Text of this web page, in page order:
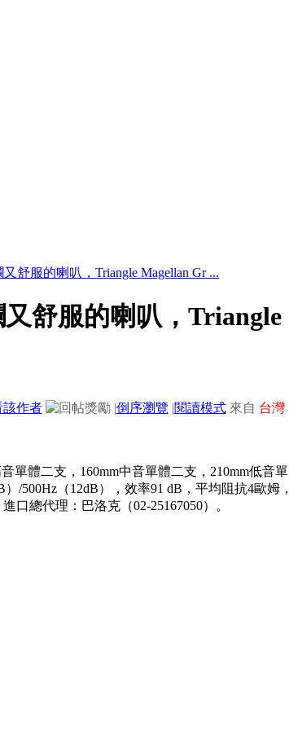
舒服的喇叭，Triangle Magellan Gr ...
舒服的喇叭，Triangle
該作者 |倒序瀏覽 |閱讀模式來自 台灣
單體二支， 160mm中音單體二支， 210mm低音單
） /500Hz （12dB），效率91 dB ，平均阻抗4歐姆，
進口總代理：巴洛克（02-25167050）。